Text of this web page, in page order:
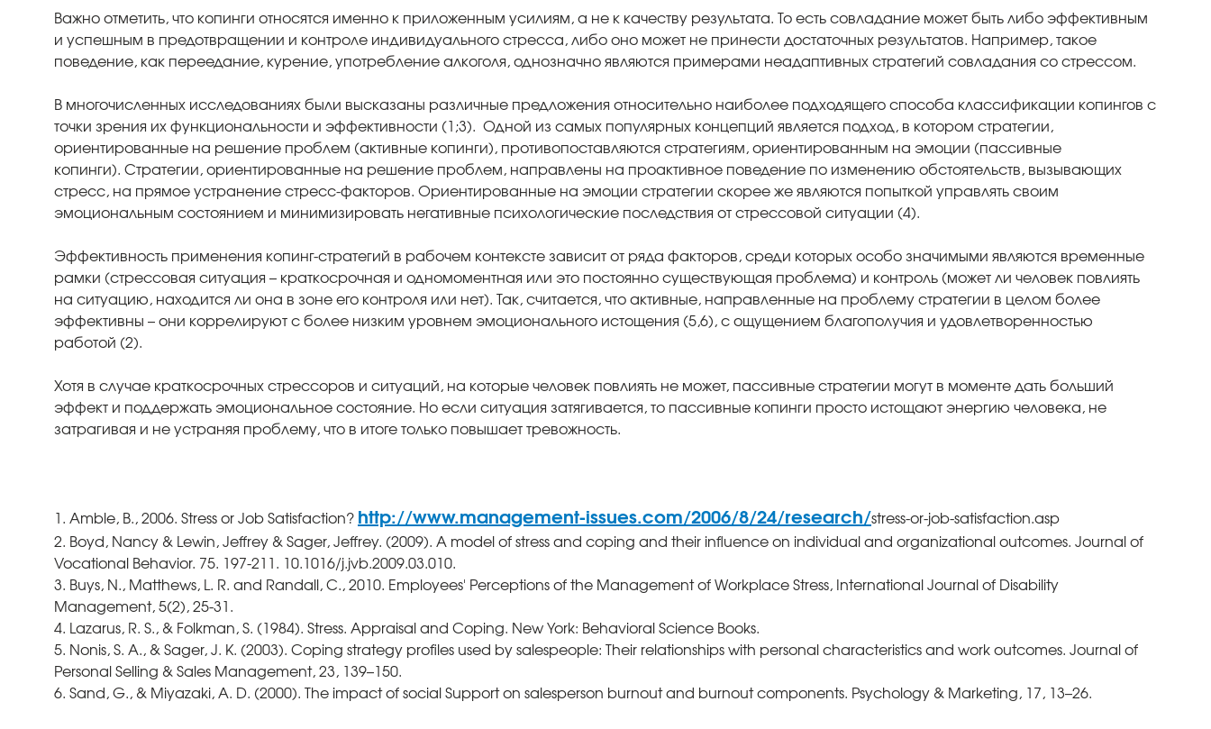
Важно отметить, что копинги относятся именно к приложенным усилиям, а не к качеству результата. То есть совладание может быть либо эффективным
и успешным в предотвращении и контроле индивидуального стресса, либо оно может не принести достаточных результатов. Например, такое
поведение, как переедание, курение, употребление алкоголя, однозначно являются примерами неадаптивных стратегий совладания со стрессом.
В многочисленных исследованиях были высказаны различные предложения относительно наиболее подходящего способа классификации копингов с
точки зрения их функциональности и эффективности (1;3). Одной из самых популярных концепций является подход, в котором стратегии,
ориентированные на решение проблем (активные копинги), противопоставляются стратегиям, ориентированным на эмоции (пассивные
копинги). Стратегии, ориентированные на решение проблем, направлены на проактивное поведение по изменению обстоятельств, вызывающих
стресс, на прямое устранение стресс-факторов. Ориентированные на эмоции стратегии скорее же являются попыткой управлять своим
эмоциональным состоянием и минимизировать негативные психологические последствия от стрессовой ситуации (4).
Эффективность применения копинг-стратегий в рабочем контексте зависит от ряда факторов, среди которых особо значимыми являются временные
рамки (стрессовая ситуация – краткосрочная и одномоментная или это постоянно существующая проблема) и контроль (может ли человек повлиять
на ситуацию, находится ли она в зоне его контроля или нет). Так, считается, что активные, направленные на проблему стратегии в целом более
эффективны – они коррелируют с более низким уровнем эмоционального истощения (5,6), с ощущением благополучия и удовлетворенностью
работой (2).
Хотя в случае краткосрочных стрессоров и ситуаций, на которые человек повлиять не может, пассивные стратегии могут в моменте дать больший
эффект и поддержать эмоциональное состояние. Но если ситуация затягивается, то пассивные копинги просто истощают энергию человека, не
затрагивая и не устраняя проблему, что в итоге только повышает тревожность.
1. Amble, B., 2006. Stress or Job Satisfaction? http://www.management-issues.com/2006/8/24/research/stress-or-job-satisfaction.asp
2. Boyd, Nancy & Lewin, Jeffrey & Sager, Jeffrey. (2009). A model of stress and coping and their influence on individual and organizational outcomes. Journal of
Vocational Behavior. 75. 197-211. 10.1016/j.jvb.2009.03.010.
3. Buys, N., Matthews, L. R. and Randall, C., 2010. Employees' Perceptions of the Management of Workplace Stress, International Journal of Disability
Management, 5(2), 25-31.
4. Lazarus, R. S., & Folkman, S. (1984). Stress. Appraisal and Coping. New York: Behavioral Science Books.
5. Nonis, S. A., & Sager, J. K. (2003). Coping strategy profiles used by salespeople: Their relationships with personal characteristics and work outcomes. Journal of
Personal Selling & Sales Management, 23, 139–150.
6. Sand, G., & Miyazaki, A. D. (2000). The impact of social Support on salesperson burnout and burnout components. Psychology & Marketing, 17, 13–26.